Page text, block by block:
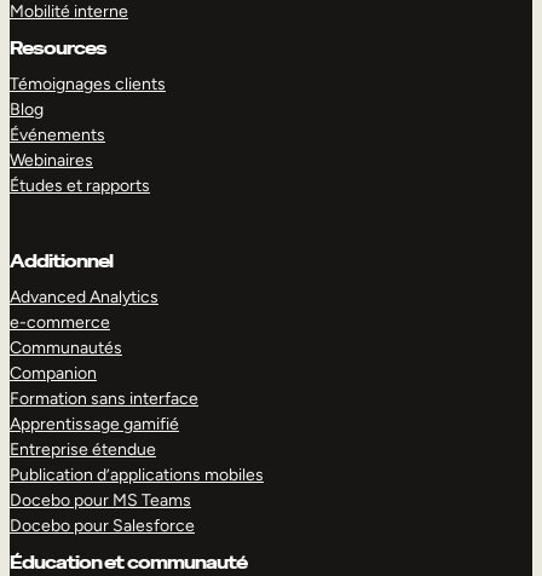
Mobilité interne
Resources
Témoignages clients
Blog
Événements
Webinaires
Études et rapports
Additionnel
Advanced Analytics
e-commerce
Communautés
Companion
Formation sans interface
Apprentissage gamifié
Entreprise étendue
Publication d’applications mobiles
Docebo pour MS Teams
Docebo pour Salesforce
Éducation et communauté